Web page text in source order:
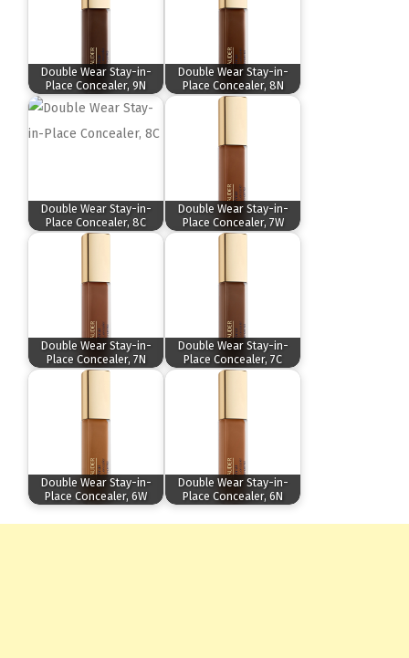
Double Wear Stay-in-
Place Concealer, 9N
Double Wear Stay-in-
Place Concealer, 8N
Double Wear Stay-in-
Place Concealer, 8C
Double Wear Stay-in-
Place Concealer, 7W
Double Wear Stay-in-
Place Concealer, 7N
Double Wear Stay-in-
Place Concealer, 7C
Double Wear Stay-in-
Place Concealer, 6W
Double Wear Stay-in-
Place Concealer, 6N